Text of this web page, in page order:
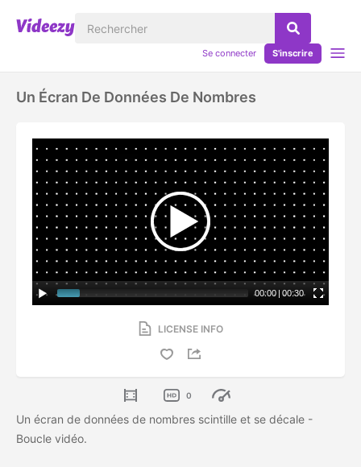
Se connecter S'inscrire
Un Écran De Données De Nombres
00:00 | 00:30
LICENSE INFO
0
Un écran de données de nombres scintille et se décale -
Boucle vidéo.